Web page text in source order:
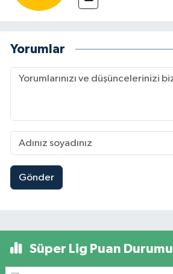
Yorumlar
Gönder
Süper Lig Puan Durumu